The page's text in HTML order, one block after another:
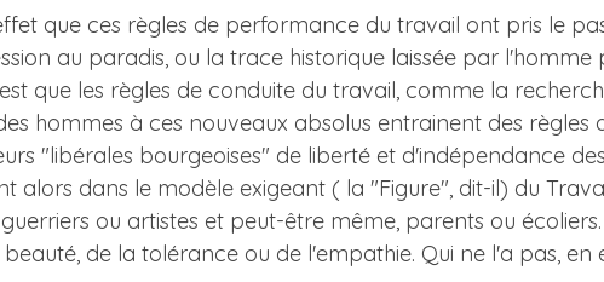
que ces règles de performance du travail ont pris le
au paradis, ou la trace historique laissée par
que les règles de conduite du travail, comme la
hommes à ces nouveaux absolus entrainent des règles
"libérales bourgeoises" de liberté et d'indépendance
alors dans le modèle exigeant ( la "Figure", dit-il) du
ou artistes et peut-être même, parents ou
de la tolérance ou de l'empathie. Qui ne l'a pas, en